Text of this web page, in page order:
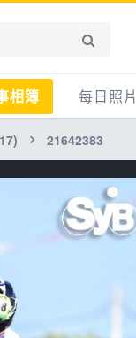
相簿
影音相簿
車好影片
每日照片
21642383